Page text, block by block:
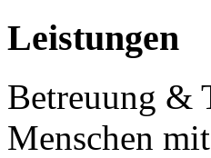
Leistungen
Betreuung &
Menschen